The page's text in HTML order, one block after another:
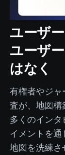
ユーザ
ユーザ
はなく
有権者やジャ
査が、地図構
多くのインタ
イメントを
地図を洗練さ